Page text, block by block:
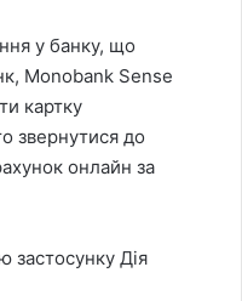
у банку, що
Monobank Sense
картку
звернутися до
онлайн за
застосунку Дія